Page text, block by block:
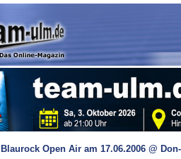
Blaurock Open Air am 17.06.2006 @